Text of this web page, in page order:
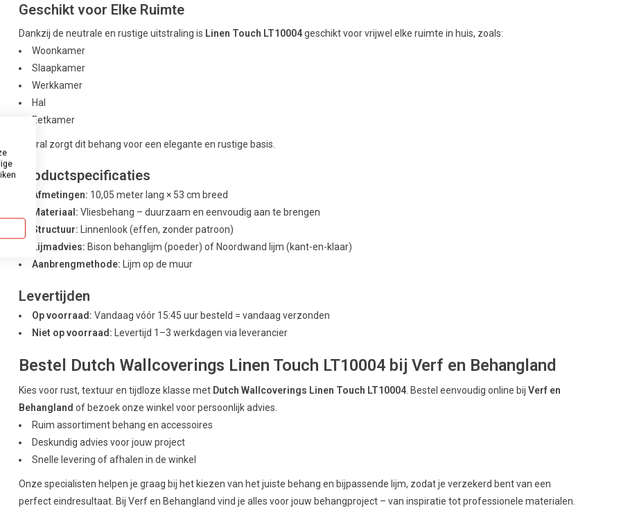
Geschikt voor Elke Ruimte
Dankzij de neutrale en rustige uitstraling is Linen Touch LT10004geschikt voor vrijwel elke ruimte in huis, zoals:
Woonkamer
Slaapkamer
Werkkamer
Hal
Eetkamer
Overal zorgt dit behang voor een elegante en rustige basis.
Productspecificaties
Afmetingen: 10,05 meter lang × 53 cm breed
Materiaal: Vliesbehang – duurzaam en eenvoudig aan te brengen
Structuur: Linnenlook (effen, zonder patroon)
Lijmadvies: Bison behanglijm (poeder) of Noordwand lijm (kant-en-klaar)
Aanbrengmethode: Lijm op de muur
Levertijden
Op voorraad: Vandaag vóór 15:45 uur besteld = vandaag verzonden
Niet op voorraad: Levertijd 1–3 werkdagen via leverancier
Bestel Dutch Wallcoverings Linen Touch LT10004 bij Verf en Behangland
Kies voor rust, textuur en tijdloze klasse met Dutch Wallcoverings Linen Touch LT10004 . Bestel eenvoudig online bijVerf en
Behangland of bezoek onze winkel voor persoonlijk advies.
Ruim assortiment behang en accessoires
Deskundig advies voor jouw project
Snelle levering of afhalen in de winkel
Onze specialisten helpen je graag bij het kiezen van het juiste behang en bijpassende lijm, zodat je verzekerd bent van een
perfect eindresultaat. Bij Verf en Behangland vind je alles voor jouw behangproject – van inspiratie tot professionele materialen.